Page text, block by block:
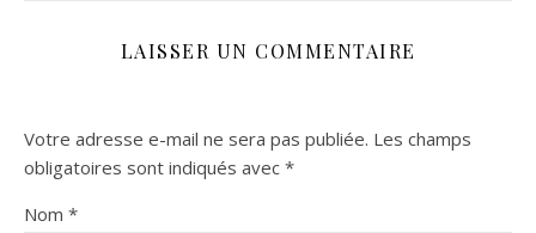
LAISSER UN COMMENTAIRE
Votre adresse e-mail ne sera pas publiée. Les champs
obligatoires sont indiqués avec *
Nom *